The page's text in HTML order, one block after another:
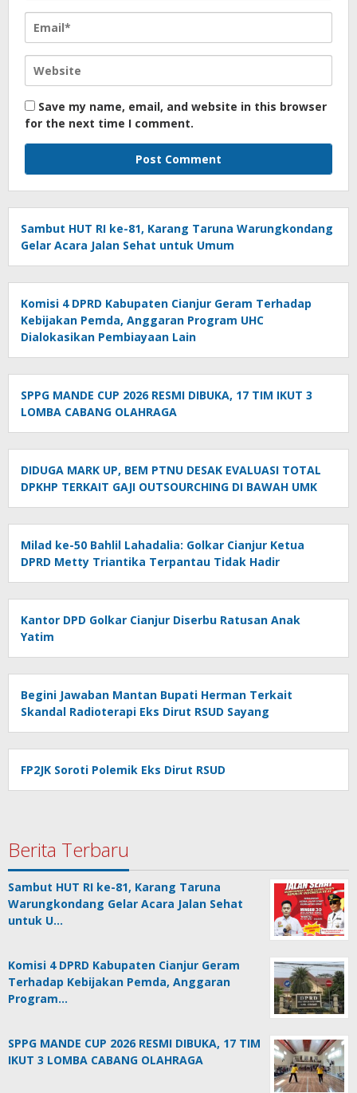
Save my name, email, and website in this browser
for the next time I comment.
Sambut HUT RI ke-81, Karang Taruna Warungkondang
Gelar Acara Jalan Sehat untuk Umum
Komisi 4 DPRD Kabupaten Cianjur Geram Terhadap
Kebijakan Pemda, Anggaran Program UHC
Dialokasikan Pembiayaan Lain
SPPG MANDE CUP 2026 RESMI DIBUKA, 17 TIM IKUT 3
LOMBA CABANG OLAHRAGA
DIDUGA MARK UP, BEM PTNU DESAK EVALUASI TOTAL
DPKHP TERKAIT GAJI OUTSOURCHING DI BAWAH UMK
Milad ke-50 Bahlil Lahadalia: Golkar Cianjur Ketua
DPRD Metty Triantika Terpantau Tidak Hadir
Kantor DPD Golkar Cianjur Diserbu Ratusan Anak
Yatim
Begini Jawaban Mantan Bupati Herman Terkait
Skandal Radioterapi Eks Dirut RSUD Sayang
FP2JK Soroti Polemik Eks Dirut RSUD
Berita Terbaru
Sambut HUT RI ke-81, Karang Taruna
Warungkondang Gelar Acara Jalan Sehat
untuk U…
Komisi 4 DPRD Kabupaten Cianjur Geram
Terhadap Kebijakan Pemda, Anggaran
Program…
SPPG MANDE CUP 2026 RESMI DIBUKA, 17 TIM
IKUT 3 LOMBA CABANG OLAHRAGA